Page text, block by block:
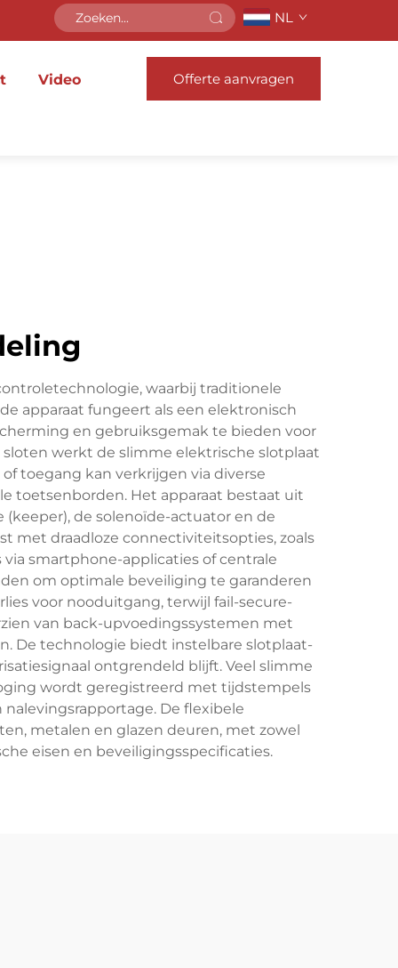
NL
Video Offerte aanvragen
waarbij traditionele
apparaat fungeert als een elektronisch
en gebruiksgemak te bieden voor
werkt de slimme elektrische slotplaat
toegang kan verkrijgen via diverse
toetsenborden. Het apparaat bestaat uit
de solenoïde-actuator en de
met draadloze connectiviteitsopties, zoals
smartphone-applicaties of centrale
om optimale beveiliging te garanderen
voor nooduitgang, terwijl fail-secure-
van back-upvoedingssystemen met
De technologie biedt instelbare slotplaat-
ontgrendeld blijft. Veel slimme
wordt geregistreerd met tijdstempels
De flexibele
metalen en glazen deuren, met zowel
eisen en beveiligingsspecificaties.